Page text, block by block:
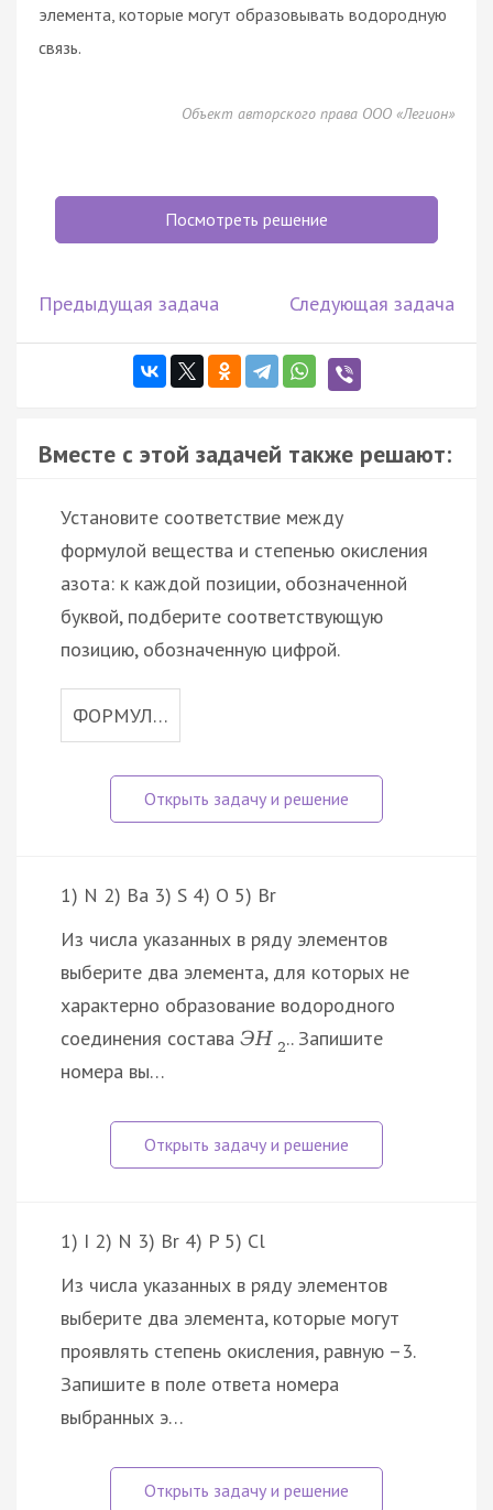
элемента, которые могут образовывать водородную
связь.
Объект авторского права ООО «Легион»
Посмотреть решение
Предыдущая задача Следующая задача
Вместе с этой задачей также решают:
Установите соответствие между
формулой вещества и степенью окисления
азота: к каждой позиции, обозначенной
буквой, подберите соответствующую
позицию, обозначенную цифрой.
ФОРМУЛ…
1) N 2) Ba 3) S 4) O 5) Br
Из числа указанных в ряду элементов
выберите два элемента, для которых не
характерно образование водородного
соединения состава ЭH 2.. Запишите
номера вы…
1) I 2) N 3) Br 4) P 5) Cl
Из числа указанных в ряду элементов
выберите два элемента, которые могут
проявлять степень окисления, равную –3.
Запишите в поле ответа номера
выбранных э…